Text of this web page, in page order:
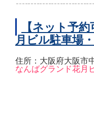
【ネット予
月ビル駐車場
住所：大阪府大阪市
なんばグランド花